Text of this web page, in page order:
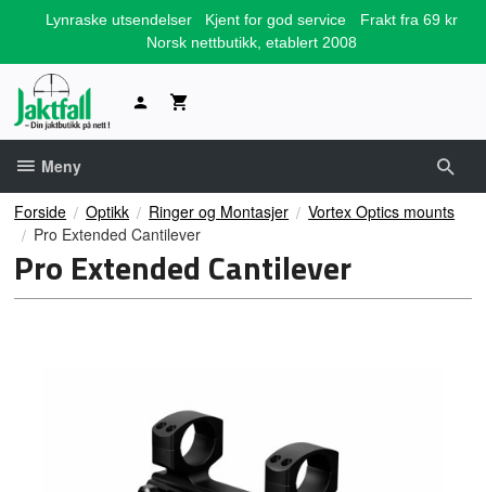
Lynraske utsendelser Kjent for god service
Frakt fra 69 kr
Norsk nettbutikk, etablert 2008
Meny
Forside Optikk Ringer og Montasjer
Vortex Optics mounts
Pro Extended Cantilever
Pro Extended Cantilever